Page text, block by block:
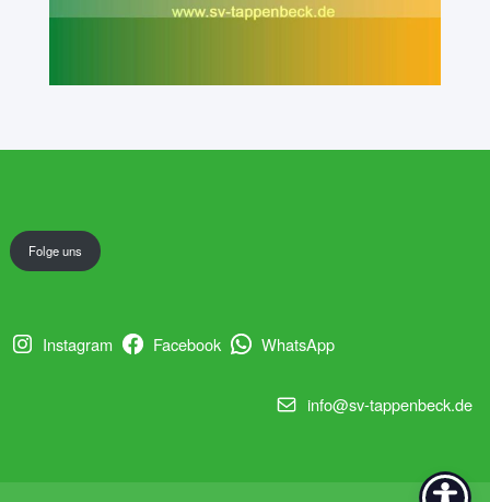
Folge uns
Instagram Facebook WhatsApp
info@sv-tappenbeck.de